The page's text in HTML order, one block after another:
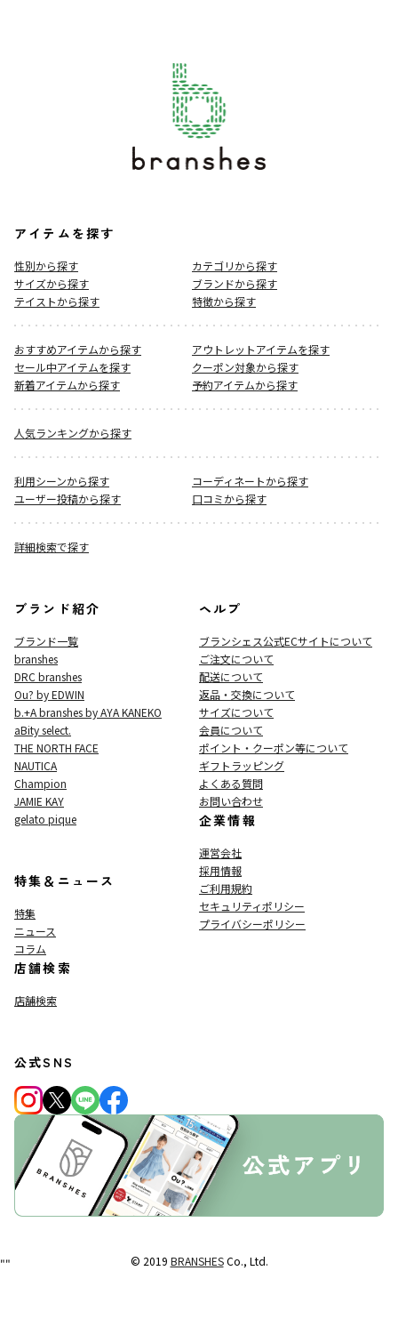
アイテムを探す
性別から探す
カテゴリから探す
サイズから探す
ブランドから探す
テイストから探す
特徴から探す
おすすめアイテムから探す
アウトレットアイテムを探す
セール中アイテムを探す
クーポン対象から探す
新着アイテムから探す
予約アイテムから探す
人気ランキングから探す
利用シーンから探す
コーディネートから探す
ユーザー投稿から探す
口コミから探す
詳細検索で探す
ブランド紹介
ブランド一覧
branshes
DRC branshes
Ou? by EDWIN
b.+A branshes by AYA KANEKO
aBity select.
THE NORTH FACE
NAUTICA
Champion
JAMIE KAY
gelato pique
特集＆ニュース
特集
ニュース
コラム
店舗検索
店舗検索
ヘルプ
ブランシェス公式ECサイトについて
ご注文について
配送について
返品・交換について
サイズについて
会員について
ポイント・クーポン等について
ギフトラッピング
よくある質問
お問い合わせ
企業情報
運営会社
採用情報
ご利用規約
セキュリティポリシー
プライバシーポリシー
公式SNS
© 2019 BRANSHESCo., Ltd.
""